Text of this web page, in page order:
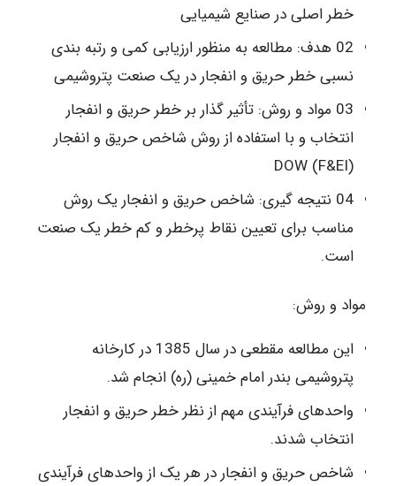
خطر اصلی در صنایع شیمیایی
02 هدف: مطالعه به منظور ارزیابی کمی و رتبه بندی
نسبی خطر حریق و انفجار در یک صنعت پتروشیمی
03 مواد و روش: تأثیر گذار بر خطر حریق و انفجار
انتخاب و با استفاده از روش شاخص حریق و انفجار
(F&EI) DOW
04 نتیجه گیری: شاخص حریق و انفجار یک روش
مناسب برای تعیین نقاط پرخطر و کم خطر یک صنعت
است.
مواد و روش:
این مطالعه مقطعی در سال 1385 در کارخانه
پتروشیمی بندر امام خمینی (ره) انجام شد.
واحدهای فرآیندی مهم از نظر خطر حریق و انفجار
انتخاب شدند.
شاخص حریق و انفجار در هر یک از واحدهای فرآیندی